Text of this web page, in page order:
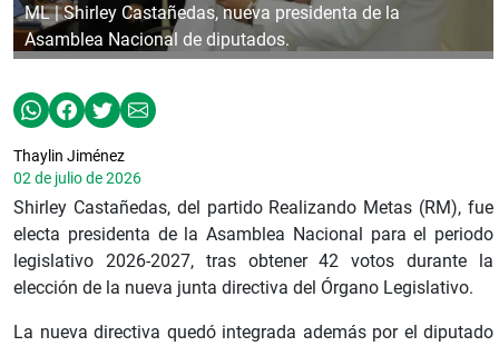
ML | Shirley Castañedas, nueva presidenta de la
Asamblea Nacional de diputados.
Thaylin Jiménez
02 de julio de 2026
Shirley Castañedas, del partido Realizando Metas (RM), fue
electa presidenta de la Asamblea Nacional para el periodo
legislativo 2026-2027, tras obtener 42 votos durante la
elección de la nueva junta directiva del Órgano Legislativo.
La nueva directiva quedó integrada además por el diputado